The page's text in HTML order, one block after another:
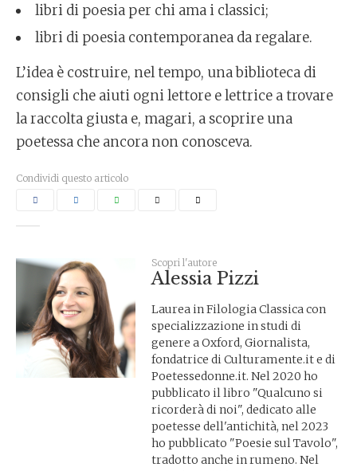
libri di poesia per chi ama i classici;
libri di poesia contemporanea da regalare.
L’idea è costruire, nel tempo, una biblioteca di
consigli che aiuti ogni lettore e lettrice a trovare
la raccolta giusta e, magari, a scoprire una
poetessa che ancora non conosceva.
Condividi questo articolo
Scopri l'autore
Alessia Pizzi
Laurea in Filologia Classica con
specializzazione in studi di
genere a Oxford, Giornalista,
fondatrice di Culturamente.it e di
Poetessedonne.it. Nel 2020 ho
pubblicato il libro "Qualcuno si
ricorderà di noi", dedicato alle
poetesse dell'antichità, nel 2023
ho pubblicato "Poesie sul Tavolo",
tradotto anche in rumeno. Nel